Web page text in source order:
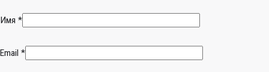
Имя *
Email *